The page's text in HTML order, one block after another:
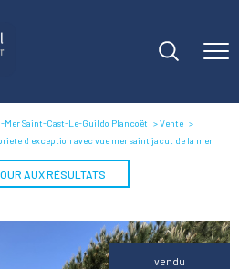
Saint-Cast-Le-Guildo Plancoët
Vente
d exception avec vue mer saint jacut de la mer
AUX RÉSULTATS
vendu